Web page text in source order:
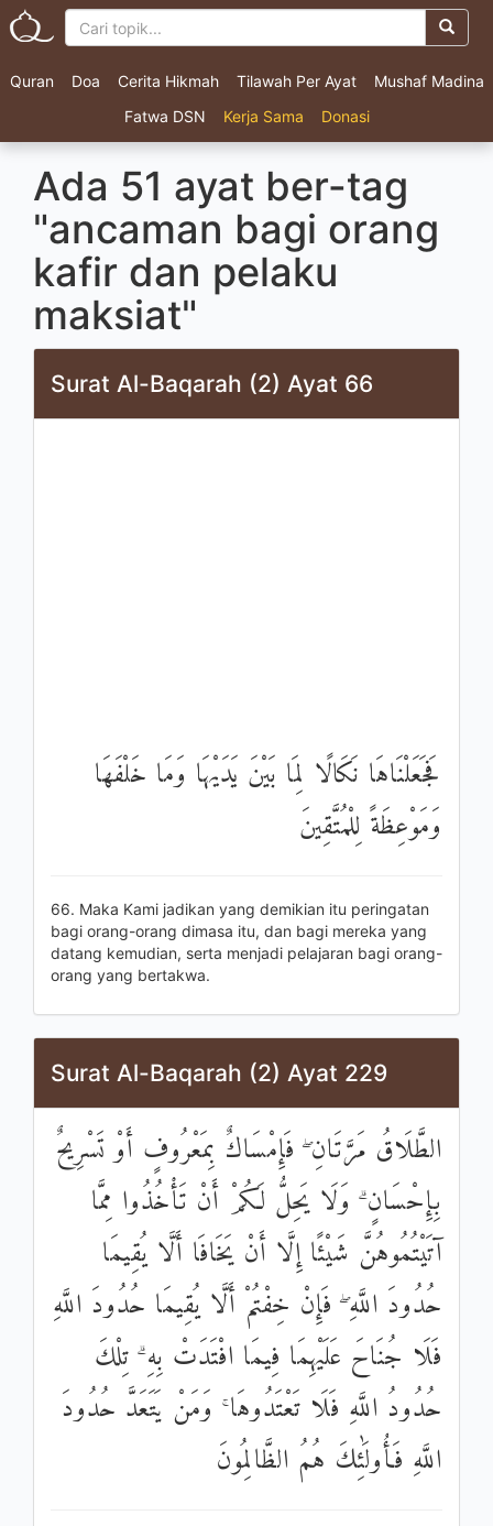
Quran Doa Cerita Hikmah Tilawah Per Ayat
Mushaf Madina
Fatwa DSN
Kerja Sama Donasi
Ada 51 ayat ber-tag
"ancaman bagi orang
kafir dan pelaku
maksiat"
Surat Al-Baqarah (2) Ayat 66
فَجَعَلْنَاهَا نَكَالًا لِمَا بَيْنَ يَدَيْهَا وَمَا خَلْفَهَا
وَمَوْعِظَةً لِلْمُتَّقِينَ
66. Maka Kami jadikan yang demikian itu peringatan
bagi orang-orang dimasa itu, dan bagi mereka yang
datang kemudian, serta menjadi pelajaran bagi orang-
orang yang bertakwa.
Surat Al-Baqarah (2) Ayat 229
الطَّلَاقُ مَرَّتَانِ ۖ فَإِمْسَاكٌ بِمَعْرُوفٍ أَوْ تَسْرِيحٌ
بِإِحْسَانٍ ۗ وَلَا يَحِلُّ لَكُمْ أَنْ تَأْخُذُوا مِمَّا
آتَيْتُمُوهُنَّ شَيْئًا إِلَّا أَنْ يَخَافَا أَلَّا يُقِيمَا
حُدُودَ اللَّهِ ۖ فَإِنْ خِفْتُمْ أَلَّا يُقِيمَا حُدُودَ اللَّهِ
فَلَا جُنَاحَ عَلَيْهِمَا فِيمَا افْتَدَتْ بِهِ ۗ تِلْكَ
حُدُودُ اللَّهِ فَلَا تَعْتَدُوهَا ۚ وَمَنْ يَتَعَدَّ حُدُودَ
اللَّهِ فَأُولَٰئِكَ هُمُ الظَّالِمُونَ